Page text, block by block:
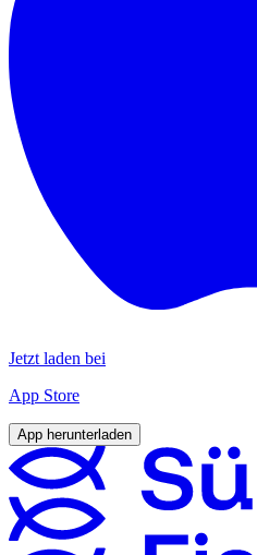
Jetzt laden bei
App Store
App herunterladen